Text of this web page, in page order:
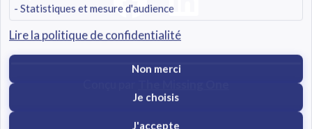
- Statistiques et mesure d'audience
Lire la politique de confidentialité
Non merci
Je choisis
J'accepte